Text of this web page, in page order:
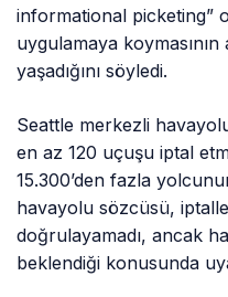
informational picketing”
uygulamaya
yaşadığını söyledi.
Seattle merkezli
en az 120 uçuşu iptal
15.300’den fazla
havayolu sözcüsü,
doğrulayamadı, ancak
beklendiği konusunda